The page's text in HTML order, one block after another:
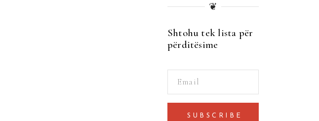
❦
Shtohu tek lista për
përditësime
SUBSCRIBE